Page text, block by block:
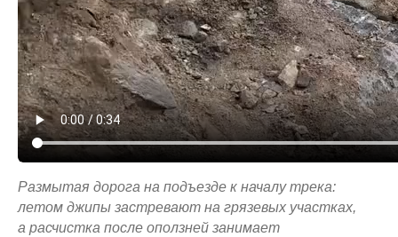
Размытая дорога на подъезде к началу трека:
летом джипы застревают на грязевых участках,
а расчистка после оползней занимает